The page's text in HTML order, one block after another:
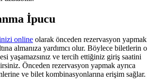
İpucu
online olarak önceden rezervasyon yapmak
almanıza yardımcı olur. Böylece biletlerin o
yaşamazsınız ve tercih ettiğiniz giriş saatini
Önceden rezervasyon yapmak ayrıca
ve bilet kombinasyonlarına erişim sağlar.